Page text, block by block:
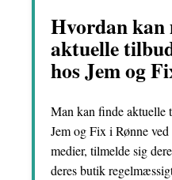
Hvordan kan
aktuelle
hos Jem og
Man kan finde aktuelle
Jem og Fix i Rønne
medier, tilmelde sig
deres butik